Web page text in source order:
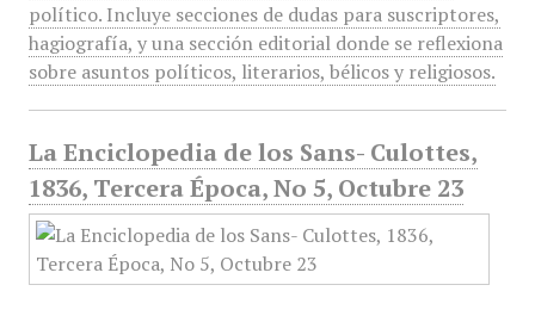
político. Incluye secciones de dudas para suscriptores,
hagiografía, y una sección editorial donde se reflexiona
sobre asuntos políticos, literarios, bélicos y religiosos.
La Enciclopedia de los Sans- Culottes,
1836, Tercera Época, No 5, Octubre 23